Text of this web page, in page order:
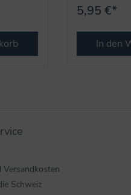
5,95 €*
In den
Versandkosten
Schweiz